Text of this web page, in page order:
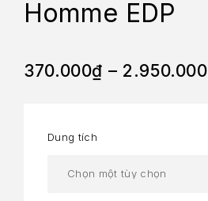
Homme EDP
370.000₫ – 2.950.000
Dung tích